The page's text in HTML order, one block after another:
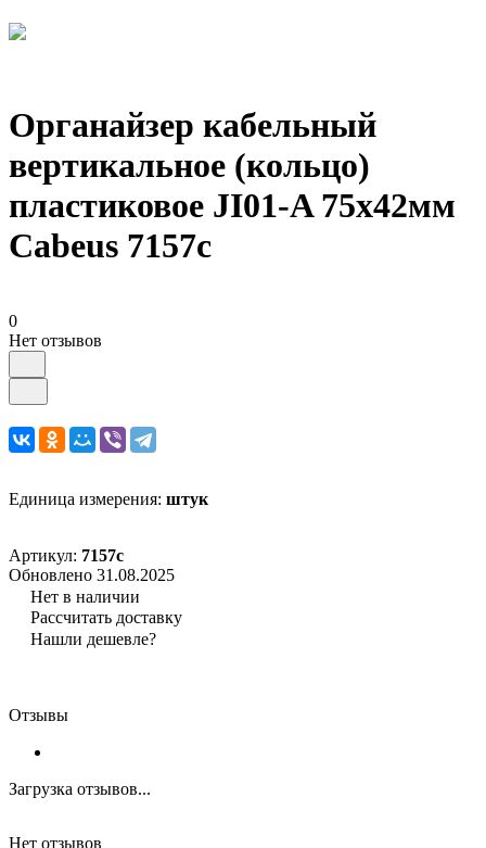
Органайзер кабельный
вертикальное (кольцо)
пластиковое JI01-A 75x42мм
Cabeus 7157c
0
Нет отзывов
Единица измерения: штук
Артикул: 7157c
Обновлено 31.08.2025
Нет в наличии
Рассчитать доставку
Нашли дешевле?
Отзывы
Загрузка отзывов...
Нет отзывов